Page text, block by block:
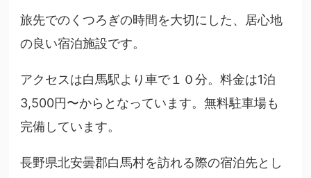
旅先でのくつろぎの時間を大切にした、居心地
の良い宿泊施設です。
アクセスは白馬駅より車で１０分。料金は1泊
3,500円〜からとなっています。無料駐車場も
完備しています。
長野県北安曇郡白馬村を訪れる際の宿泊先とし